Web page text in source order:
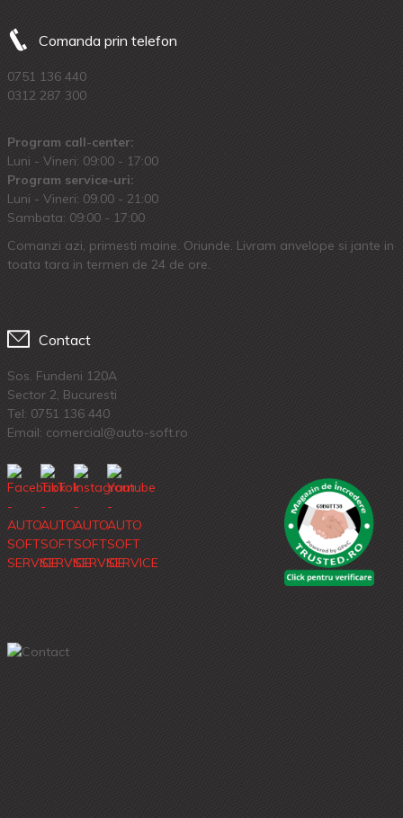
Comanda prin telefon
0751 136 440
0312 287 300
Program call-center:
Luni - Vineri: 09:00 - 17:00
Program service-uri:
Luni - Vineri: 09.00 - 21:00
Sambata: 09:00 - 17:00
Comanzi azi, primesti maine. Oriunde. Livram anvelope si jante in
toata tara in termen de 24 de ore.
Contact
Sos. Fundeni 120A
Sector 2, Bucuresti
Tel: 0751 136 440
Email: comercial@auto-soft.ro